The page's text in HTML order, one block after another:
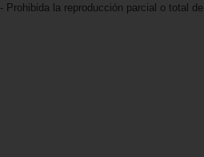
- Prohibida la reproducción parcial o total